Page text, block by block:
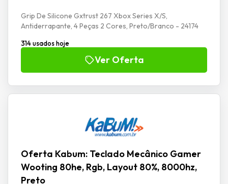
Grip De Silicone Gxtrust 267 Xbox Series X/S,
Antiderrapante, 4 Peças 2 Cores, Preto/Branco - 24174
314 usados hoje
Ver Oferta
Oferta Kabum: Teclado Mecânico Gamer
Wooting 80he, Rgb, Layout 80%, 8000hz,
Preto